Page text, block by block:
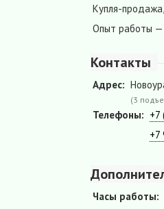
Купля-
Опыт работы —
Контакты
Адрес:
(3
Телефоны: +7
+7
Часы работы: